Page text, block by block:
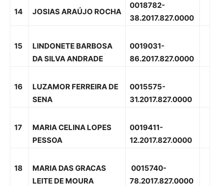
14 JOSIAS ARAÚJO ROCHA
0018782-
38.2017.827.0000
15
LINDONETE BARBOSA
DA SILVA ANDRADE
0019031-
86.2017.827.0000
16
LUZAMOR FERREIRA DE
SENA
0015575-
31.2017.827.0000
17
MARIA CELINA LOPES
PESSOA
0019411-
12.2017.827.0000
18
MARIA DAS GRACAS
LEITE DE MOURA
0015740-
78.2017.827.0000